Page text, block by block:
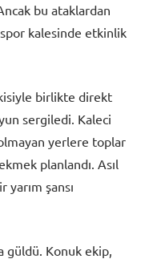
bu ataklardan
kalesinde etkinlik
birlikte direkt
sergiledi. Kaleci
yerlere toplar
planlandı. Asıl
şansı
güldü. Konuk ekip,